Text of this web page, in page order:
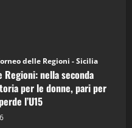
delle Regioni - Sicilia
Regioni: nella seconda
per le donne, pari per
l’U15